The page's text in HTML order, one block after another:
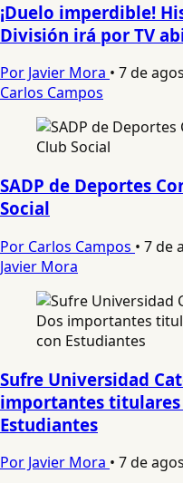
¡Duelo imperdible!
División irá por TV
Por Javier Mora • 7 de
Carlos Campos
SADP de Deportes
Social
Por Carlos Campos • 7 de
Javier Mora
Sufre Universidad
importantes titulares
Estudiantes
Por Javier Mora • 7 de